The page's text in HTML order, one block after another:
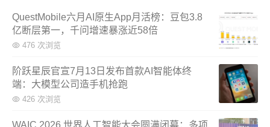
QuestMobile六月AI原生App月活榜：豆包3.8
亿断层第一，千问增速暴涨近58倍
476 次浏览
阶跃星辰官宣7月13日发布首款AI智能体终
端：大模型公司造手机抢跑
426 次浏览
WAIC 2026 世界人工智能大会圆满闭幕：多项